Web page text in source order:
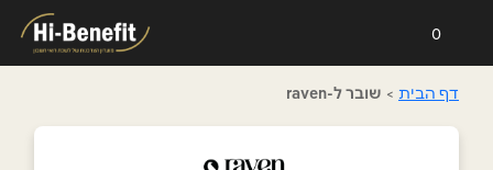
0
דף הבית > שובר ל-raven